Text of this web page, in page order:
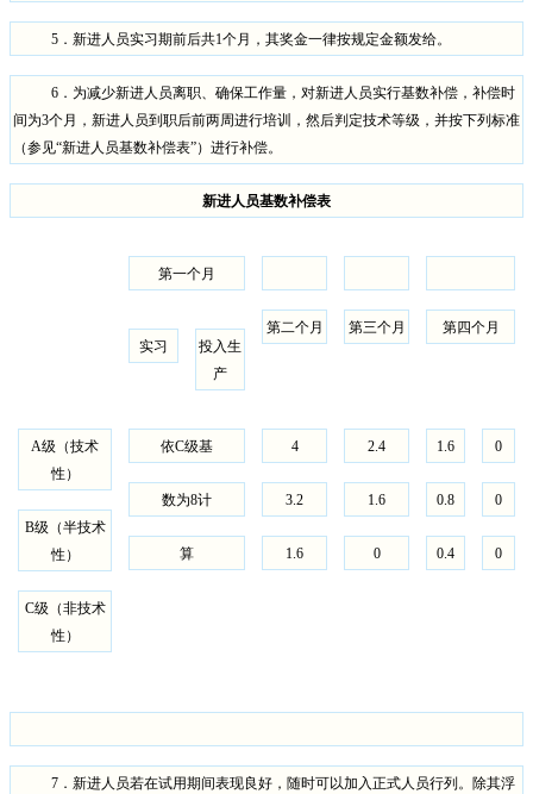
5 ．新进人员实习期前后共1个月，其奖金一律按规定金额发给。
6 ．为减少新进人员离职、确保工作量，对新进人员实行基数补偿，补偿时
间为3个月，新进人员到职后前两周进行培训，然后判定技术等级，并按下列标准
（参见“新进人员基数补偿表”）进行补偿。
新进人员基数补偿表
第一个月
第二个月 第三个月
第四个月
实习
投入生
产
A级（技术
性）
B级（半技术
性）
C级（非技术
性）
依C级基
数为8计
算
4
3.2
1.6
2.4
1.6
0
1.6
0.8
0.4
0
0
0
7 ．新进人员若在试用期间表现良好，随时可以加入正式人员行列。除其浮